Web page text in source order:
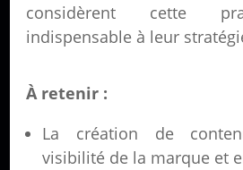
considèrent cette
indispensable à leur
À retenir :
La création de
visibilité de la marque et